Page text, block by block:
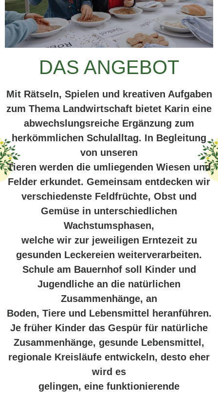
DAS ANGEBOT
Mit Rätseln, Spielen und kreativen Aufgaben
zum Thema Landwirtschaft bietet Karin eine
abwechslungsreiche Ergänzung zum
herkömmlichen Schulalltag. In Begleitung
von unseren
Tieren werden die umliegenden Wiesen und
Felder erkundet. Gemeinsam entdecken wir
verschiedenste Feldfrüchte, Obst und
Gemüse in unterschiedlichen
Wachstumsphasen,
welche wir zur jeweiligen Erntezeit zu
gesunden Leckereien weiterverarbeiten.
Schule am Bauernhof soll Kinder und
Jugendliche an die natürlichen
Zusammenhänge, an
Boden, Tiere und Lebensmittel heranführen.
Je früher Kinder das Gespür für natürliche
Zusammenhänge, gesunde Lebensmittel,
regionale Kreisläufe entwickeln, desto eher
wird es
gelingen, eine funktionierende